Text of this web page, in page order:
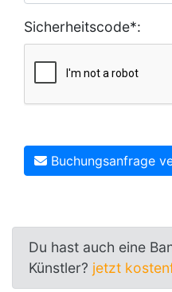
Sicherheitscode*:
Buchungsanfrage
Du hast auch eine
Künstler? jetzt